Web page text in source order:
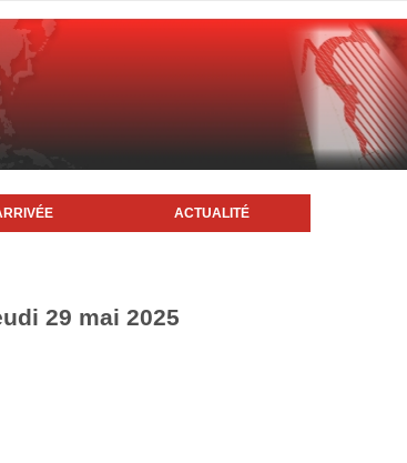
ACTUALITÉ
29 mai 2025